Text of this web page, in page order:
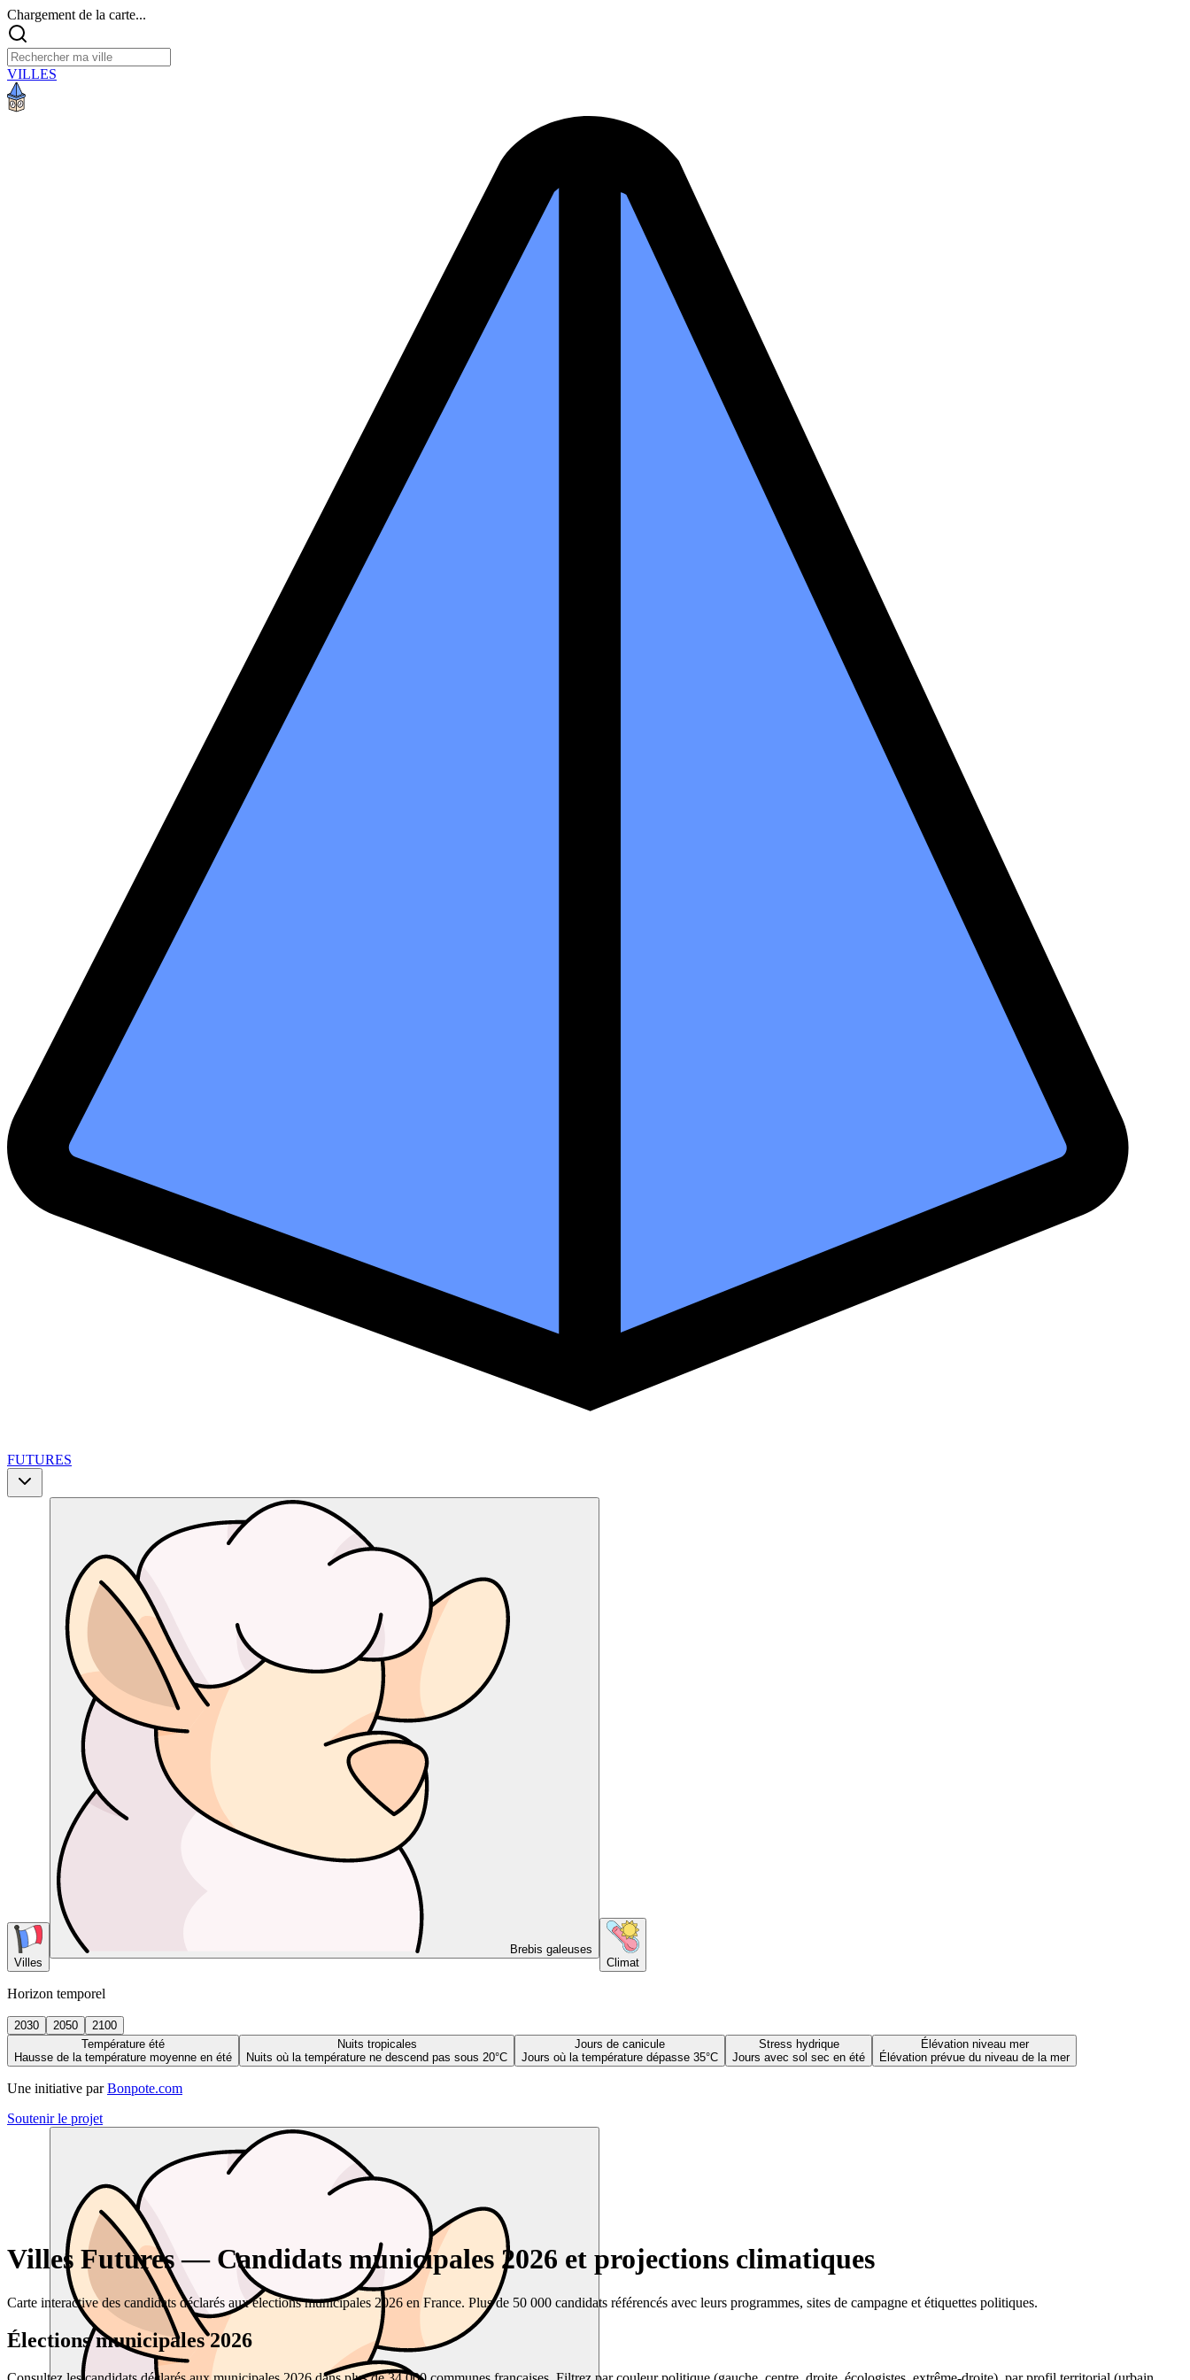
Chargement de la carte...
VILLES
FUTURES
Villes
Brebis galeuses
Climat
Horizon temporel
2030 2050
2100
Température été
Hausse de la température moyenne en été
Nuits tropicales
Nuits où la température ne descend pas sous 20°C
Jours de canicule
Jours où la température dépasse 35°C
Stress hydrique
Jours avec sol sec en été
Élévation niveau mer
Élévation prévue du niveau de la mer
Une initiative par Bonpote.com
Soutenir le projet
Villes Futures — Candidats municipales 2026 et projections climatiques
Carte interactive des candidats déclarés aux élections municipales 2026 en France. Plus de 50 000 candidats référencés avec leurs programmes, sites de campagne et étiquettes politiques.
Élections municipales 2026